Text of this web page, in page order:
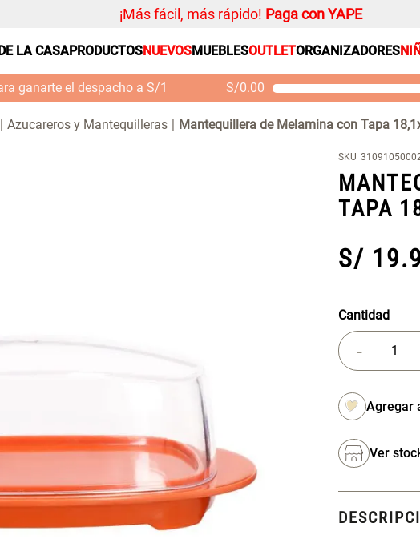
¡Más fácil, más rápido! Paga con YAPE
LA CASAPRODUCTOSNUEVOSMUEBLESOUTLETORGANIZADORES
ganarte el despacho a S/1 S/0.00
Azucareros y Mantequilleras Mantequillera de Melamina con Tapa
SKU
TAPA
S/ 19.
Cantidad
-
Ver
Mueble MDF y Madera
Puerta 65x28x171 cm
S/ 261.00 S/
Cojin
Alfombra